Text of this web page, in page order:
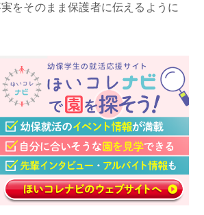
をそのまま保護者に伝えるように